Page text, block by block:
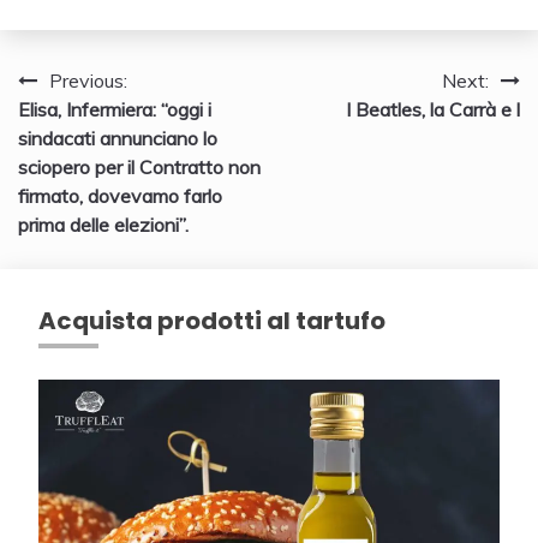
Navigazione
articoli
Previous:
Elisa, Infermiera: “oggi i
sindacati annunciano lo
sciopero per il Contratto non
firmato, dovevamo farlo
prima delle elezioni”.
Next:
I Beatles, la Carrà e l
Acquista prodotti al tartufo